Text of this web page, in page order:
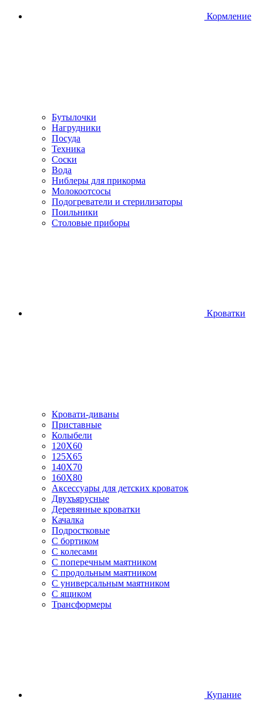
Кормление
Бутылочки
Нагрудники
Посуда
Техника
Соски
Вода
Ниблеры для прикорма
Молокоотсосы
Подогреватели и стерилизаторы
Поильники
Столовые приборы
Кроватки
Кровати-диваны
Приставные
Колыбели
120Х60
125X65
140Х70
160Х80
Аксессуары для детских кроваток
Двухъярусные
Деревянные кроватки
Качалка
Подростковые
С бортиком
С колесами
С поперечным маятником
С продольным маятником
С универсальным маятником
С ящиком
Трансформеры
Купание